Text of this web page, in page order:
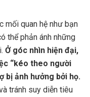
mối quan hệ như bạn
thể phản ánh những
Ở góc nhìn hiện đại,
“kéo theo người
bị ảnh hưởng bởi họ.
tránh suy diễn tiêu